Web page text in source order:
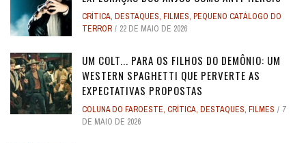
CRÍTICA, DESTAQUES, FILMES, PEQUENO CATÁLOGO DO
TERROR
22 DE MAIO DE 2026
UM COLT... PARA OS FILHOS DO DEMÔNIO: UM
WESTERN SPAGHETTI QUE PERVERTE AS
EXPECTATIVAS PROPOSTAS
COLUNA DO FAROESTE, CRÍTICA, DESTAQUES, FILMES
7
DE MAIO DE 2026